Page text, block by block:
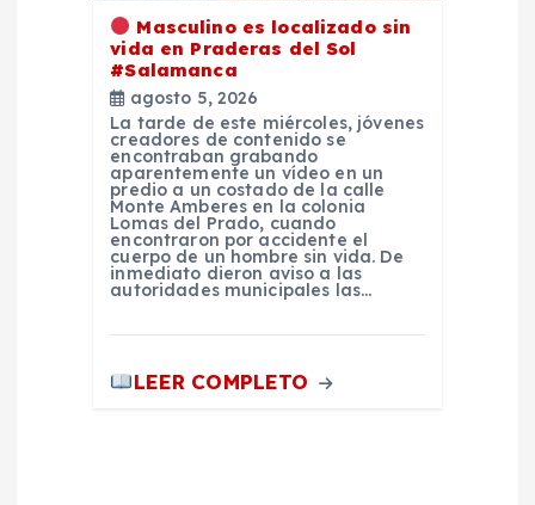
Masculino es localizado sin
vida en Praderas del Sol
#Salamanca
agosto 5, 2026
La tarde de este miércoles, jóvenes
creadores de contenido se
encontraban grabando
aparentemente un vídeo en un
predio a un costado de la calle
Monte Amberes en la colonia
Lomas del Prado, cuando
encontraron por accidente el
cuerpo de un hombre sin vida. De
inmediato dieron aviso a las
autoridades municipales las…
LEER COMPLETO